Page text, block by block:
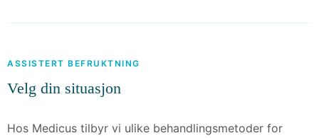
ASSISTERT BEFRUKTNING
Velg din situasjon
Hos Medicus tilbyr vi ulike behandlingsmetoder for